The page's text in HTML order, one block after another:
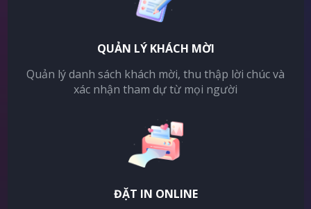
QUẢN LÝ KHÁCH MỜI
Quản lý danh sách khách mời, thu thập lời chúc và
xác nhận tham dự từ mọi người
ĐẶT IN ONLINE